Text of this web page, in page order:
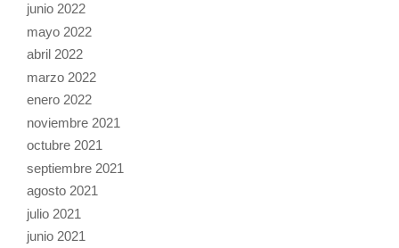
junio 2022
mayo 2022
abril 2022
marzo 2022
enero 2022
noviembre 2021
octubre 2021
septiembre 2021
agosto 2021
julio 2021
junio 2021